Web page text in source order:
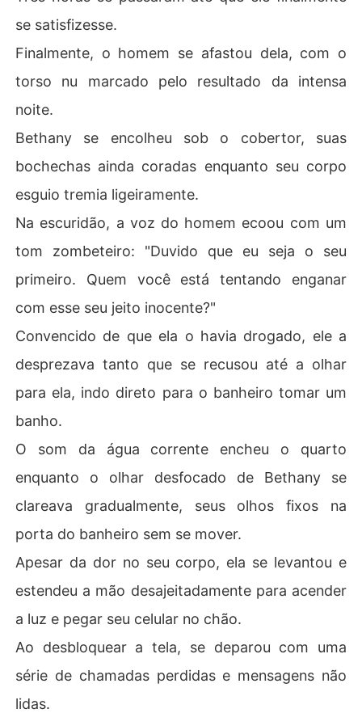
se satisfizesse.
Finalmente, o homem se afastou dela, com o
torso nu marcado pelo resultado da intensa
noite.
Bethany se encolheu sob o cobertor, suas
bochechas ainda coradas enquanto seu corpo
esguio tremia ligeiramente.
Na escuridão, a voz do homem ecoou com um
tom zombeteiro: "Duvido que eu seja o seu
primeiro. Quem você está tentando enganar
com esse seu jeito inocente?"
Convencido de que ela o havia drogado, ele a
desprezava tanto que se recusou até a olhar
para ela, indo direto para o banheiro tomar um
banho.
O som da água corrente encheu o quarto
enquanto o olhar desfocado de Bethany se
clareava gradualmente, seus olhos fixos na
porta do banheiro sem se mover.
Apesar da dor no seu corpo, ela se levantou e
estendeu a mão desajeitadamente para acender
a luz e pegar seu celular no chão.
Ao desbloquear a tela, se deparou com uma
série de chamadas perdidas e mensagens não
lidas.